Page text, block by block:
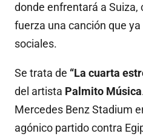
donde enfrentará a Suiza,
fuerza una canción que
sociales.
Se trata de “La cuarta
del artista Palmito Música
Mercedes Benz Stadium
agónico partido contra